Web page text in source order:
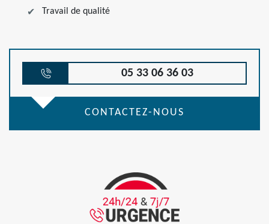
Travail de qualité
05 33 06 36 03
CONTACTEZ-NOUS